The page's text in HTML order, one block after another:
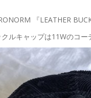
『LEATHER
ルキャップは11Wのコー